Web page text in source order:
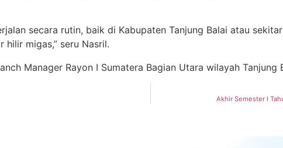
secara rutin, baik di Kabupaten Tanjung Balai atau
migas,” seru Nasril.
Manager Rayon I Sumatera Bagian Utara wilayah Tanjung
Akhir Semester I